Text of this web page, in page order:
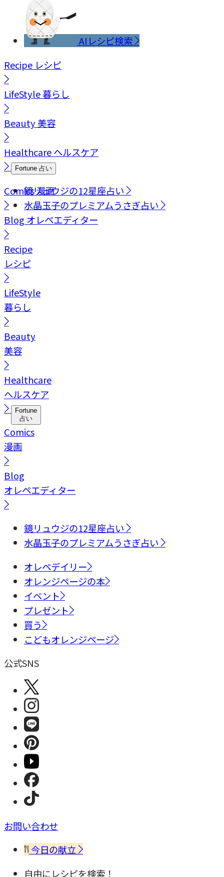
AIレシピ検索
Recipe レシピ
LifeStyle暮らし
Beauty美容
Healthcareヘルスケア
Fortune 占い
鏡リュウジの12星座占い
水晶玉子のプレミアムうさぎ占い
Comics漫画
Blog オレペエディター
Recipe
レシピ
LifeStyle
暮らし
Beauty
美容
Healthcare
ヘルスケア
Fortune
占い
Comics
漫画
Blog
オレペエディター
鏡リュウジの12星座占い
水晶玉子のプレミアムうさぎ占い
オレペデイリー
オレンジページの本
イベント
プレゼント
買う
こどもオレンジページ
公式SNS
お問い合わせ
今日の献立
自由にレシピを検索！